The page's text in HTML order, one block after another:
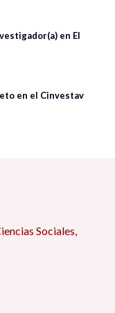
en El
en el Cinvestav
Sociales,